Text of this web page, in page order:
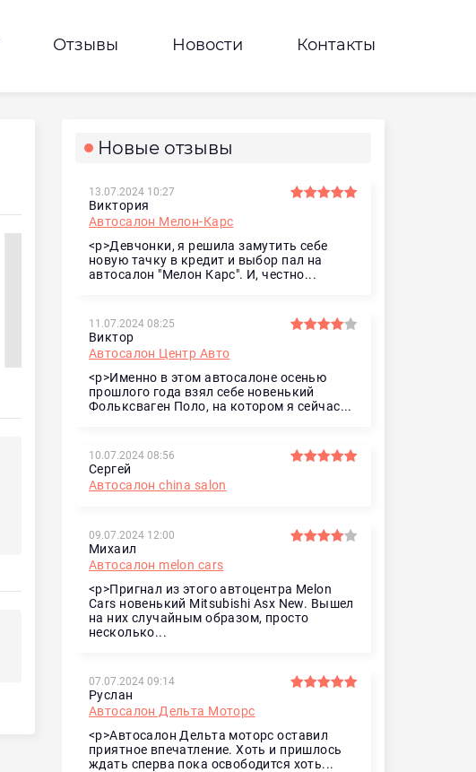
Отзывы Новости Контакты
Новые отзывы
13.07.2024 10:27
Виктория
Автосалон Мелон-Карс
<p>Девчонки, я решила замутить себе
новую тачку в кредит и выбор пал на
автосалон "Мелон Карс". И, честно...
11.07.2024 08:25
Виктор
Автосалон Центр Авто
<p>Именно в этом автосалоне осенью
прошлого года взял себе новенький
Фольксваген Поло, на котором я сейчас...
10.07.2024 08:56
Сергей
Автосалон china salon
09.07.2024 12:00
Михаил
Автосалон melon cars
<p>Пригнал из этого автоцентра Melon
Cars новенький Mitsubishi Asx New. Вышел
на них случайным образом, просто
несколько...
07.07.2024 09:14
Руслан
Автосалон Дельта Моторс
<p>Автосалон Дельта моторс оставил
приятное впечатление. Хоть и пришлось
ждать сперва пока освободится хоть...